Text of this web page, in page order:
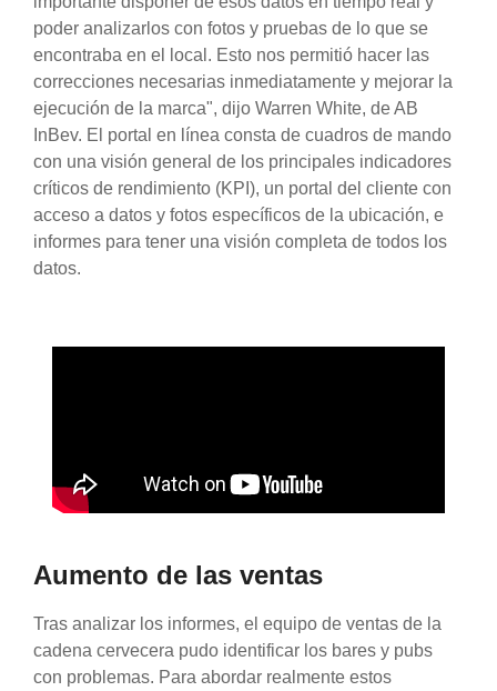
poder analizarlos con fotos y pruebas de lo que se
encontraba en el local. Esto nos permitió hacer las
correcciones necesarias inmediatamente y mejorar la
ejecución de la marca", dijo Warren White, de AB
InBev. El portal en línea consta de cuadros de mando
con una visión general de los principales indicadores
críticos de rendimiento (KPI), un portal del cliente con
acceso a datos y fotos específicos de la ubicación, e
informes para tener una visión completa de todos los
datos.
Aumento de las ventas
Tras analizar los informes, el equipo de ventas de la
cadena cervecera pudo identificar los bares y pubs
con problemas. Para abordar realmente estos